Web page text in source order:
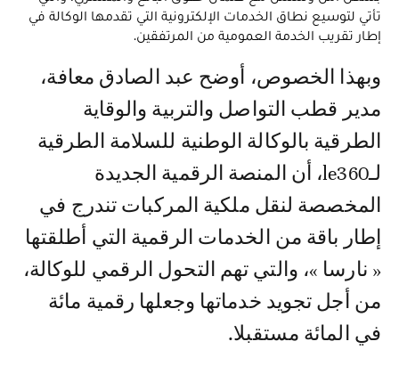
تأتي لتوسيع نطاق الخدمات الإلكترونية التي تقدمها الوكالة في
إطار تقريب الخدمة العمومية من المرتفقين.
وبهذا الخصوص، أوضح عبد الصادق معافة،
مدير قطب التواصل والتربية والوقاية
الطرقية بالوكالة الوطنية للسلامة الطرقية
لـle360، أن المنصة الرقمية الجديدة
المخصصة لنقل ملكية المركبات تندرج في
إطار باقة من الخدمات الرقمية التي أطلقتها
« نارسا »، والتي تهم التحول الرقمي للوكالة،
من أجل تجويد خدماتها وجعلها رقمية مائة
في المائة مستقبلا.